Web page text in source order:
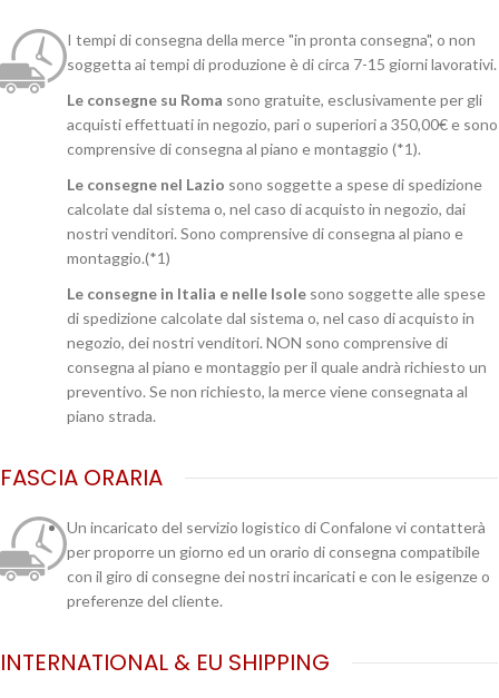
I tempi di consegna della merce "in pronta consegna", o non
soggetta ai tempi di produzione è di circa 7-15 giorni lavorativi.
Le consegne su Roma sono gratuite, esclusivamente per gli
acquisti effettuati in negozio, pari o superiori a 350,00€ e sono
comprensive di consegna al piano e montaggio (*1).
Le consegne nel Lazio sono soggette a spese di spedizione
calcolate dal sistema o, nel caso di acquisto in negozio, dai
nostri venditori. Sono comprensive di consegna al piano e
montaggio.(*1)
Le consegne in Italia e nelle Isole sono soggette alle spese
di spedizione calcolate dal sistema o, nel caso di acquisto in
negozio, dei nostri venditori. NON sono comprensive di
consegna al piano e montaggio per il quale andrà richiesto un
preventivo. Se non richiesto, la merce viene consegnata al
piano strada.
FASCIA ORARIA
Un incaricato del servizio logistico di Confalone vi contatterà
per proporre un giorno ed un orario di consegna compatibile
con il giro di consegne dei nostri incaricati e con le esigenze o
preferenze del cliente.
INTERNATIONAL & EU SHIPPING